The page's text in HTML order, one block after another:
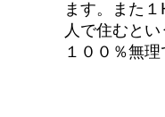
ます。また
人で住むと
１００％無理